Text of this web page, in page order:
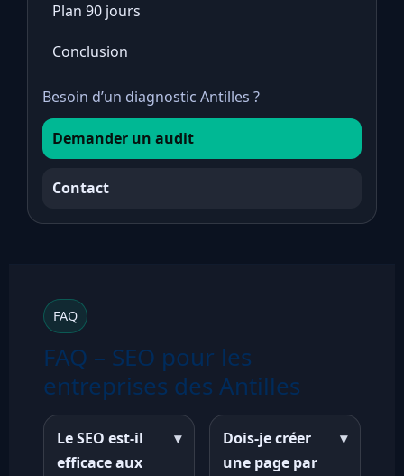
Plan 90 jours
Conclusion
Besoin d’un diagnostic Antilles ?
Demander un audit
Contact
FAQ
FAQ – SEO pour les
entreprises des Antilles
Le SEO est-il
efficace aux
▾
Dois-je créer
une page par
▾